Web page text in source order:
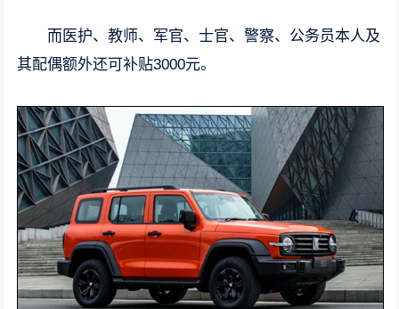
而医护、教师、军官、士官、警察、公务员本人及
其配偶额外还可补贴3000元。